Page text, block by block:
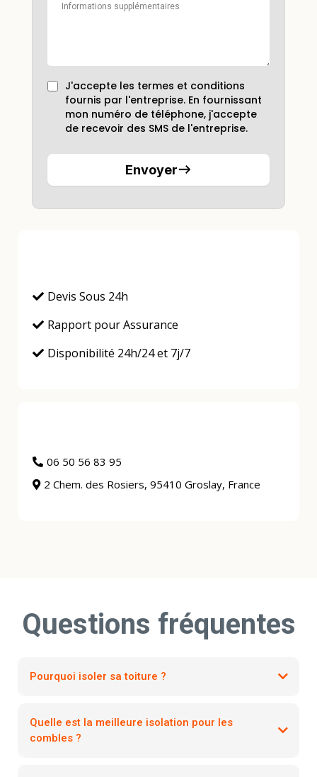
J'accepte les termes et conditions
fournis par l'entreprise. En fournissant
mon numéro de téléphone, j'accepte
de recevoir des SMS de l'entreprise.
Envoyer
Devis Sous 24h
Rapport pour Assurance
Disponibilité 24h/24 et 7j/7
06 50 56 83 95